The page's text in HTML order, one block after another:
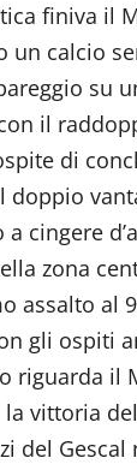
finiva il
un calcio
su
il
di
doppio
a cingere
zona
assalto al
gli ospiti
riguarda il
vittoria
del